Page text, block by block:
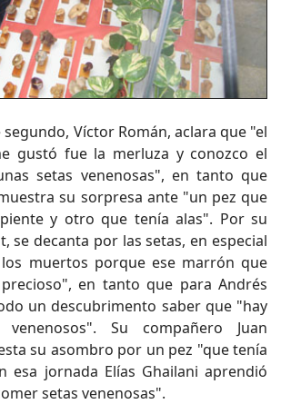
Víctor Román, aclara que "el
gustó fue la merluza y conozco el
setas venenosas", en tanto que
su sorpresa ante "un pez que
y otro que tenía alas". Por su
se decanta por las setas, en especial
muertos porque ese marrón que
en tanto que para Andrés
un descubrimento saber que "hay
venenosos". Su compañero Juan
su asombro por un pez "que tenía
esa jornada Elías Ghailani aprendió
setas venenosas".